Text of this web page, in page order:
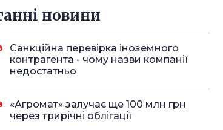
новини
Санкційна перевірка іноземного
контрагента - чому назви компанії
недостатньо
«Агромат» залучає ще 100 млн грн
через трирічні облігації